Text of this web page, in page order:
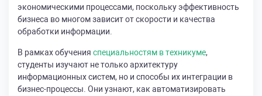
экономическими процессами, поскольку эффективность
бизнеса во многом зависит от скорости и качества
обработки информации.
В рамках обучения специальностям в техникуме,
студенты изучают не только архитектуру
информационных систем, но и способы их интеграции в
бизнес-процессы. Они узнают, как автоматизировать